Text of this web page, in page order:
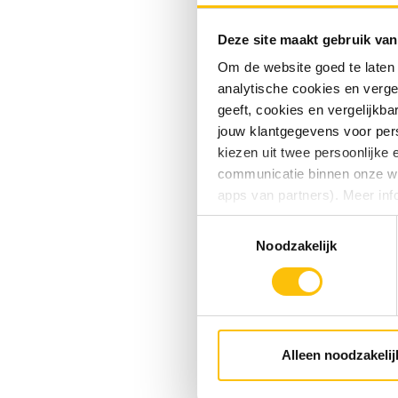
Deze site maakt gebruik
Om de website goed te
analytische cookies en
geeft, cookies en
jouw klantgegevens voor
kiezen uit twee persoonlijke
communicatie binnen onze
apps van partners). Meer
Vind je deze twee
voor functionele en
Noodzakelijk
Alleen
Club-
Amerika
Ze
smaak
het
Hoe
Het is
ervaren.
Club-
De
suiker in